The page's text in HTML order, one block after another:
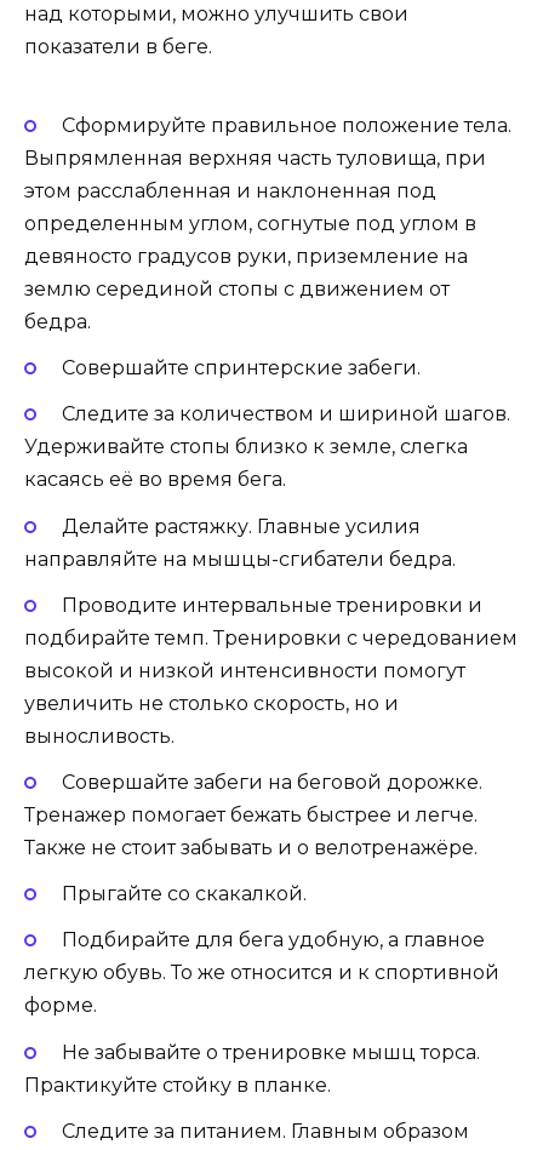
над которыми, можно улучшить свои
показатели в беге.
Сформируйте правильное положение тела.
Выпрямленная верхняя часть туловища, при
этом расслабленная и наклоненная под
определенным углом, согнутые под углом в
девяносто градусов руки, приземление на
землю серединой стопы с движением от
бедра.
Совершайте спринтерские забеги.
Следите за количеством и шириной шагов.
Удерживайте стопы близко к земле, слегка
касаясь её во время бега.
Делайте растяжку. Главные усилия
направляйте на мышцы-сгибатели бедра.
Проводите интервальные тренировки и
подбирайте темп. Тренировки с чередованием
высокой и низкой интенсивности помогут
увеличить не столько скорость, но и
выносливость.
Совершайте забеги на беговой дорожке.
Тренажер помогает бежать быстрее и легче.
Также не стоит забывать и о велотренажёре.
Прыгайте со скакалкой.
Подбирайте для бега удобную, а главное
легкую обувь. То же относится и к спортивной
форме.
Не забывайте о тренировке мышц торса.
Практикуйте стойку в планке.
Следите за питанием. Главным образом